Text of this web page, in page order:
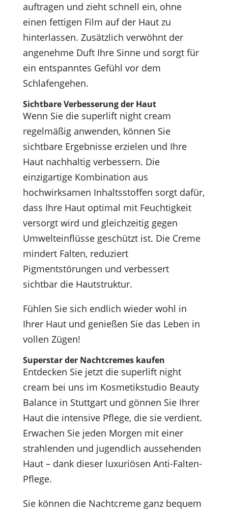
auftragen und zieht schnell ein, ohne
einen fettigen Film auf der Haut zu
hinterlassen. Zusätzlich verwöhnt der
angenehme Duft Ihre Sinne und sorgt für
ein entspanntes Gefühl vor dem
Schlafengehen.
Sichtbare Verbesserung der Haut
Wenn Sie die superlift night cream
regelmäßig anwenden, können Sie
sichtbare Ergebnisse erzielen und Ihre
Haut nachhaltig verbessern. Die
einzigartige Kombination aus
hochwirksamen Inhaltsstoffen sorgt dafür,
dass Ihre Haut optimal mit Feuchtigkeit
versorgt wird und gleichzeitig gegen
Umwelteinflüsse geschützt ist. Die Creme
mindert Falten, reduziert
Pigmentstörungen und verbessert
sichtbar die Hautstruktur.
Fühlen Sie sich endlich wieder wohl in
Ihrer Haut und genießen Sie das Leben in
vollen Zügen!
Superstar der Nachtcremes kaufen
Entdecken Sie jetzt die superlift night
cream bei uns im Kosmetikstudio Beauty
Balance in Stuttgart und gönnen Sie Ihrer
Haut die intensive Pflege, die sie verdient.
Erwachen Sie jeden Morgen mit einer
strahlenden und jugendlich aussehenden
Haut – dank dieser luxuriösen Anti-Falten-
Pflege.
Sie können die Nachtcreme ganz bequem